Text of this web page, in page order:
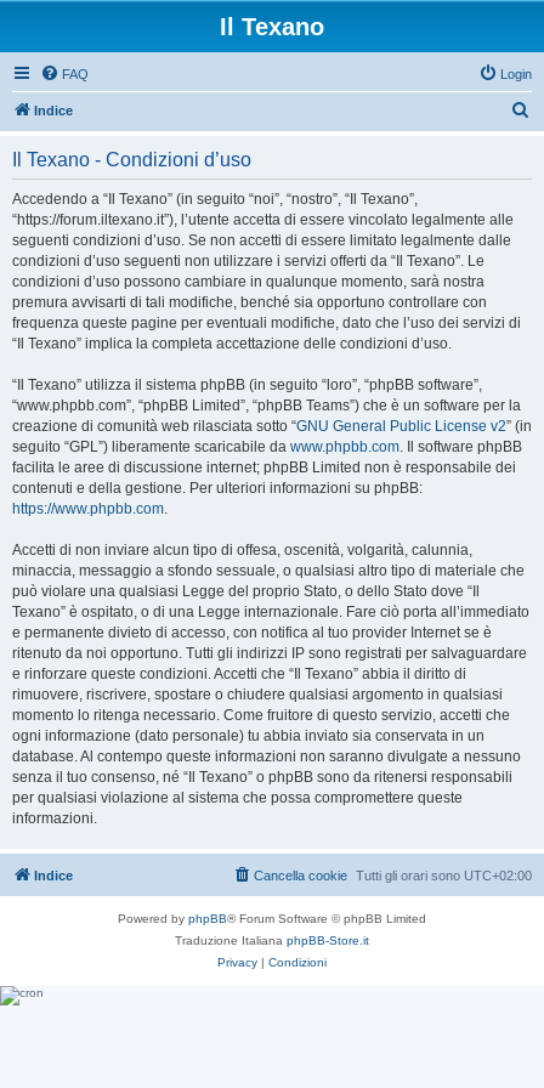
Il Texano
FAQ Login
Indice
Il Texano - Condizioni d’uso
Accedendo a “Il Texano” (in seguito “noi”, “nostro”, “Il Texano”,
“https://forum.iltexano.it”), l’utente accetta di essere vincolato legalmente alle
seguenti condizioni d’uso. Se non accetti di essere limitato legalmente dalle
condizioni d’uso seguenti non utilizzare i servizi offerti da “Il Texano”. Le
condizioni d’uso possono cambiare in qualunque momento, sarà nostra
premura avvisarti di tali modifiche, benché sia opportuno controllare con
frequenza queste pagine per eventuali modifiche, dato che l’uso dei servizi di
“Il Texano” implica la completa accettazione delle condizioni d’uso.
“Il Texano” utilizza il sistema phpBB (in seguito “loro”, “phpBB software”,
“www.phpbb.com”, “phpBB Limited”, “phpBB Teams”) che è un software per la
creazione di comunità web rilasciata sotto “GNU General Public License v2” (in
seguito “GPL”) liberamente scaricabile da www.phpbb.com. Il software phpBB
facilita le aree di discussione internet; phpBB Limited non è responsabile dei
contenuti e della gestione. Per ulteriori informazioni su phpBB:
https://www.phpbb.com.
Accetti di non inviare alcun tipo di offesa, oscenità, volgarità, calunnia,
minaccia, messaggio a sfondo sessuale, o qualsiasi altro tipo di materiale che
può violare una qualsiasi Legge del proprio Stato, o dello Stato dove “Il
Texano” è ospitato, o di una Legge internazionale. Fare ciò porta all’immediato
e permanente divieto di accesso, con notifica al tuo provider Internet se è
ritenuto da noi opportuno. Tutti gli indirizzi IP sono registrati per salvaguardare
e rinforzare queste condizioni. Accetti che “Il Texano” abbia il diritto di
rimuovere, riscrivere, spostare o chiudere qualsiasi argomento in qualsiasi
momento lo ritenga necessario. Come fruitore di questo servizio, accetti che
ogni informazione (dato personale) tu abbia inviato sia conservata in un
database. Al contempo queste informazioni non saranno divulgate a nessuno
senza il tuo consenso, né “Il Texano” o phpBB sono da ritenersi responsabili
per qualsiasi violazione al sistema che possa compromettere queste
informazioni.
Indice Tutti gli orari sono UTC+02:00
Cancella cookie
Powered by phpBB® Forum Software © phpBB Limited
Traduzione Italiana phpBB-Store.it
Privacy | Condizioni